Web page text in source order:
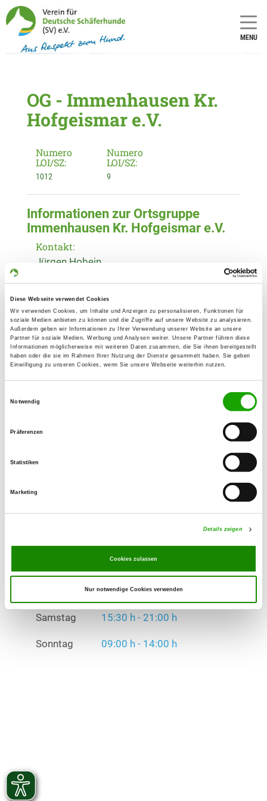
Diese Webseite verwendet Cookies
Wir verwenden Cookies, um Inhalte und Anzeigen zu personalisieren, Funktionen für
soziale Medien anbieten zu können und die Zugriffe auf unsere Website zu analysieren.
Außerdem geben wir Informationen zu Ihrer Verwendung unserer Website an unsere
Partner für soziale Medien, Werbung und Analysen weiter. Unsere Partner führen diese
Informationen möglicherweise mit weiteren Daten zusammen, die Sie ihnen bereitgestellt
haben oder die sie im Rahmen Ihrer Nutzung der Dienste gesammelt haben. Sie geben
Einwilligung zu unseren Cookies, wenn Sie unsere Webseite weiterhin nutzen.
Notwendig
Präferenzen
Statistiken
Marketing
Details zeigen
Cookies zulassen
Nur notwendige Cookies verwenden
MENU
OG - Immenhausen Kr.
Hofgeismar e.V.
Numero
LOI/SZ:
1012
Numero
LOI/SZ:
9
Informationen zur Ortsgruppe
Immenhausen Kr. Hofgeismar e.V.
Kontakt:
Jürgen Hobein
Übungsplatz:
Mariendorfer Str. 23
34376 Immenhausen
Numero di telefono:
E-Mail:
Mittwoch
Übungszeiten im Winter:
16:00 h - 20:00 h
Samstag 15:30 h - 21:00 h
Sonntag 09:00 h - 14:00 h